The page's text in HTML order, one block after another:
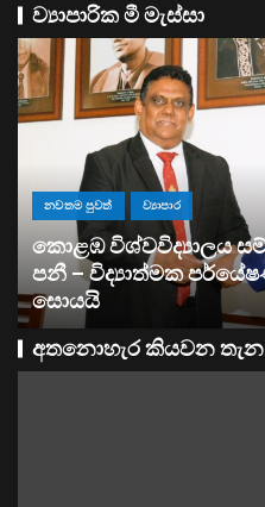
ව්‍යාපාරික මී මැස්සා
ව්‍යාපාර
සතොසෙන් සුපර් වැඩක් ..
අතනොහැර කියවන තැන